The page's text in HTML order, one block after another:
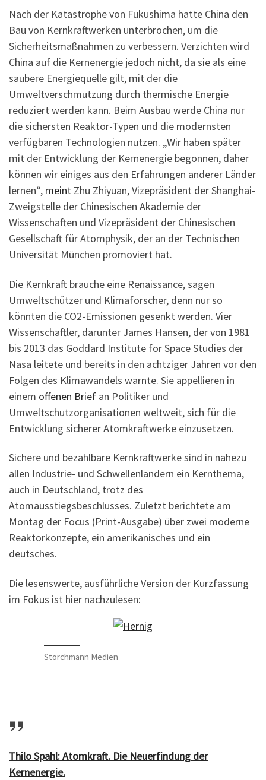
Nach der Katastrophe von Fukushima hatte China den
Bau von Kernkraftwerken unterbrochen, um die
Sicherheitsmaßnahmen zu verbessern. Verzichten wird
China auf die Kernenergie jedoch nicht, da sie als eine
saubere Energiequelle gilt, mit der die
Umweltverschmutzung durch thermische Energie
reduziert werden kann. Beim Ausbau werde China nur
die sichersten Reaktor-Typen und die modernsten
verfügbaren Technologien nutzen. „Wir haben später
mit der Entwicklung der Kernenergie begonnen, daher
können wir einiges aus den Erfahrungen anderer Länder
lernen“, meint Zhu Zhiyuan, Vizepräsident der Shanghai-
Zweigstelle der Chinesischen Akademie der
Wissenschaften und Vizepräsident der Chinesischen
Gesellschaft für Atomphysik, der an der Technischen
Universität München promoviert hat.
Die Kernkraft brauche eine Renaissance, sagen
Umweltschützer und Klimaforscher, denn nur so
könnten die CO2-Emissionen gesenkt werden. Vier
Wissenschaftler, darunter James Hansen, der von 1981
bis 2013 das Goddard Institute for Space Studies der
Nasa leitete und bereits in den achtziger Jahren vor den
Folgen des Klimawandels warnte. Sie appellieren in
einem offenen Brief an Politiker und
Umweltschutzorganisationen weltweit, sich für die
Entwicklung sicherer Atomkraftwerke einzusetzen.
Sichere und bezahlbare Kernkraftwerke sind in nahezu
allen Industrie- und Schwellenländern ein Kernthema,
auch in Deutschland, trotz des
Atomausstiegsbeschlusses. Zuletzt berichtete am
Montag der Focus (Print-Ausgabe) über zwei moderne
Reaktorkonzepte, ein amerikanisches und ein
deutsches.
Die lesenswerte, ausführliche Version der Kurzfassung
im Fokus ist hier nachzulesen:
Storchmann Medien
Thilo Spahl: Atomkraft. Die Neuerfindung der
Kernenergie.